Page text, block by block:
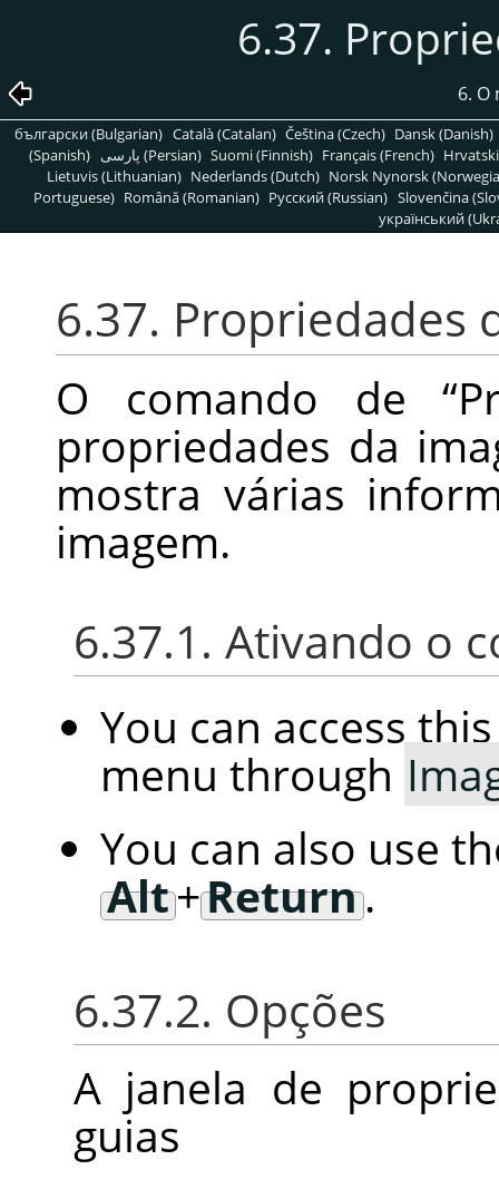
6.37.
6.
български (Bulgarian) Català (Catalan) Čeština (Czech) Dansk (Danish)
(Spanish)
پارسی (Persian) Suomi (Finnish) Français (French)
Lietuvis (Lithuanian) Nederlands (Dutch) Norsk Nynorsk
Portuguese) Română (Romanian) Pусский (Russian) Slovenčina
український
6.37. Propriedades
O comando de“
propriedades da
mostra várias
imagem.
6.37.1. Ativando o
You can access
menu through
You can also use
Alt+Return.
6.37.2. Opções
A janela de
guias